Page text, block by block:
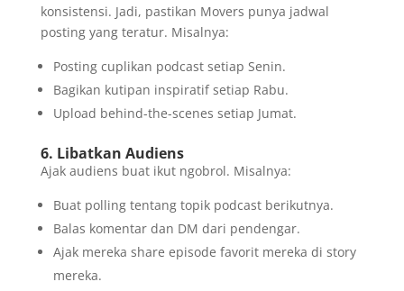
konsistensi. Jadi, pastikan Movers punya jadwal
posting yang teratur. Misalnya:
Posting cuplikan podcast setiap Senin.
Bagikan kutipan inspiratif setiap Rabu.
Upload behind-the-scenes setiap Jumat.
6. Libatkan Audiens
Ajak audiens buat ikut ngobrol. Misalnya:
Buat polling tentang topik podcast berikutnya.
Balas komentar dan DM dari pendengar.
Ajak mereka share episode favorit mereka di story
mereka.